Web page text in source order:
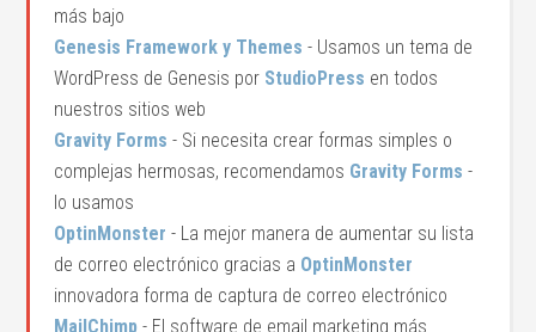
más bajo
Genesis Framework y Themes - Usamos un tema de
WordPress de Genesis por StudioPress en todos
nuestros sitios web
Gravity Forms - Si necesita crear formas simples o
complejas hermosas, recomendamos Gravity Forms -
lo usamos
OptinMonster - La mejor manera de aumentar su lista
de correo electrónico gracias a OptinMonster
innovadora forma de captura de correo electrónico
MailChimp - El software de email marketing más